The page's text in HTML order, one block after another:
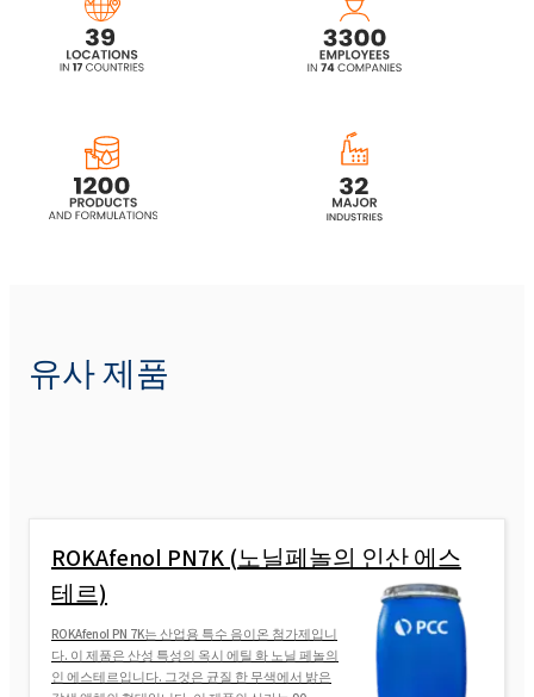
ROKAnol® IT7W (Isotrideceth-7)
ROKAnol® IT8 (Isotrideceth-8)
ROKAnol® IT8W (Isotrideceth-8)
ROKAnol®IT9S (이소 트리 데 Isotrideceth-9)
ROKAnol®IT40/70 (C13 알코올, 에톡실화)
ROKA놀 ® ROKAnol(Isotrideceth-10)
유사 제품
ROKAfenol PN7K (노닐페놀의 인산 에스
테르)
ROKAfenol PN 7K는 산업용 특수 음이온 첨가제입니
다. 이 제품은 산성 특성의 옥시 에틸 화 노닐 페놀의
인 에스테르입니다. 그것은 균질 한 무색에서 밝은